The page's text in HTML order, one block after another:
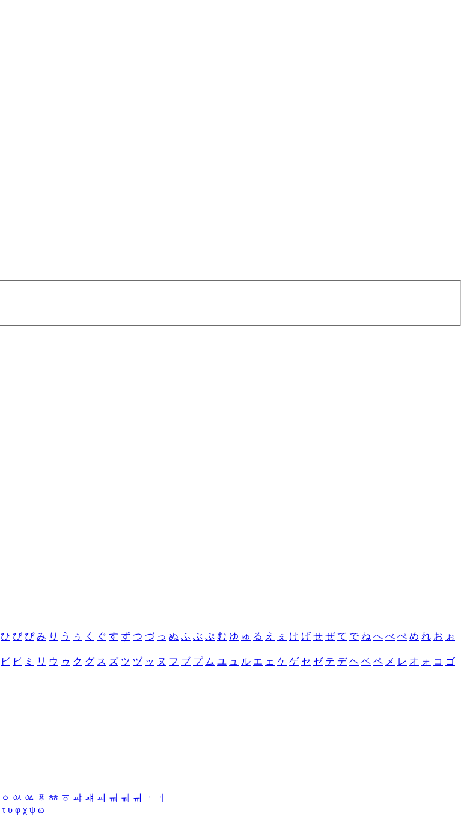
ひ び ぴ み り う ぅ く ぐ す ず つ づ っ ぬ ふ ぶ ぷ む ゆ ゅ る え ぇ け げ せ ぜ て で ね へ べ ぺ め れ お ぉ
ビ ピ ミ リ ウ ゥ ク グ ス ズ ツ ヅ ッ ヌ フ ブ プ ム ユ ュ ル エ ェ ケ ゲ セ ゼ テ デ ヘ ベ ペ メ レ オ ォ コ ゴ
ㆁ ㆂ ㆃ ㆄ ㆅ ㆆ ㆇ ㆈ ㆉ ㆊ ㆋ ㆌ ㆍ
ㆎ
τ υ φ χ ψ ω